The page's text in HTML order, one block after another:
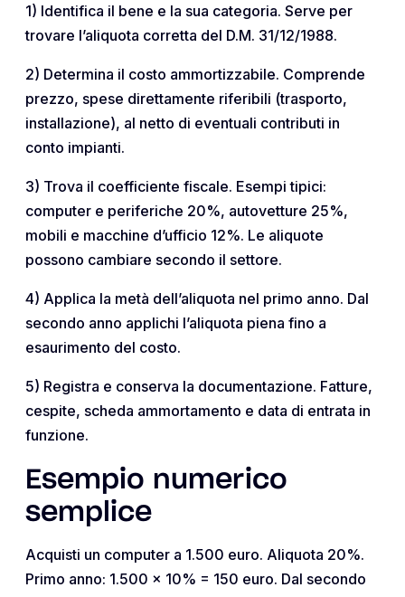
1) Identifica il bene e la sua categoria. Serve per
trovare l’aliquota corretta del D.M. 31/12/1988.
2) Determina il costo ammortizzabile. Comprende
prezzo, spese direttamente riferibili (trasporto,
installazione), al netto di eventuali contributi in
conto impianti.
3) Trova il coefficiente fiscale. Esempi tipici:
computer e periferiche 20%, autovetture 25%,
mobili e macchine d’ufficio 12%. Le aliquote
possono cambiare secondo il settore.
4) Applica la metà dell’aliquota nel primo anno. Dal
secondo anno applichi l’aliquota piena fino a
esaurimento del costo.
5) Registra e conserva la documentazione. Fatture,
cespite, scheda ammortamento e data di entrata in
funzione.
Esempio numerico
semplice
Acquisti un computer a 1.500 euro. Aliquota 20%.
Primo anno: 1.500 x 10% = 150 euro. Dal secondo